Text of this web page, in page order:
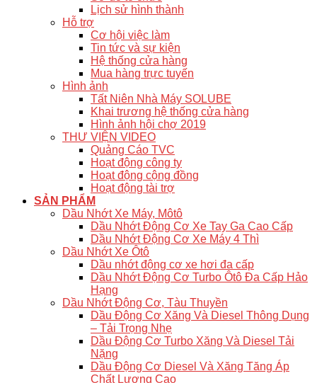
Lịch sử hình thành
Hỗ trợ
Cơ hội việc làm
Tin tức và sự kiện
Hệ thống cửa hàng
Mua hàng trực tuyến
Hình ảnh
Tất Niên Nhà Máy SOLUBE
Khai trương hệ thống cửa hàng
Hình ảnh hội chợ 2019
THƯ VIỆN VIDEO
Quảng Cáo TVC
Hoạt động công ty
Hoạt động cộng đồng
Hoạt động tài trợ
SẢN PHẨM
Dầu Nhớt Xe Máy, Môtô
Dầu Nhớt Động Cơ Xe Tay Ga Cao Cấp
Dầu Nhớt Động Cơ Xe Máy 4 Thì
Dầu Nhớt Xe Ôtô
Dầu nhớt động cơ xe hơi đa cấp
Dầu Nhớt Động Cơ Turbo Ôtô Đa Cấp Hảo
Hạng
Dầu Nhớt Động Cơ, Tàu Thuyền
Dầu Động Cơ Xăng Và Diesel Thông Dụng
– Tải Trọng Nhẹ
Dầu Động Cơ Turbo Xăng Và Diesel Tải
Nặng
Dầu Động Cơ Diesel Và Xăng Tăng Áp
Chất Lượng Cao